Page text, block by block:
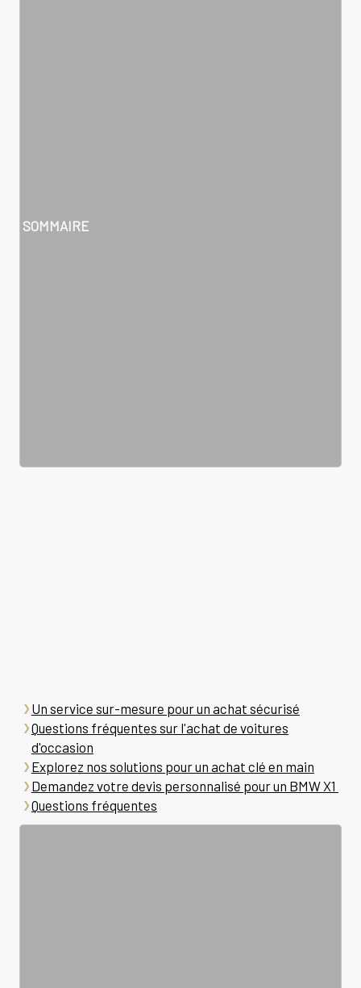
SOMMAIRE
Un service sur-mesure pour un achat sécurisé
Questions fréquentes sur l'achat de voitures
d'occasion
Explorez nos solutions pour un achat clé en main
Demandez votre devis personnalisé pour un BMW X1
Questions fréquentes